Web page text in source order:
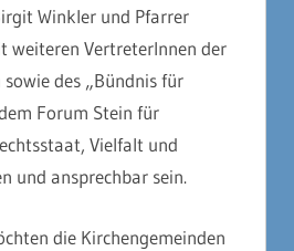
Winkler und Pfarrer
weiteren VertreterInnen der
des „Bündnis für
Forum Stein für
Vielfalt und
und ansprechbar sein.
die Kirchengemeinden